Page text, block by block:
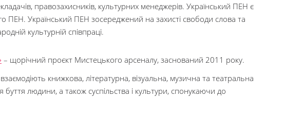
правозахисників, культурних менеджерів. Український ПЕН є
ПЕН. Український ПЕН зосереджений на захисті свободи слова та
культурній співпраці.
– щорічний проєкт Мистецького арсеналу, заснований 2011 року.
книжкова, літературна, візуальна, музична та театральна
людини, а також суспільства і культури, спонукаючи до